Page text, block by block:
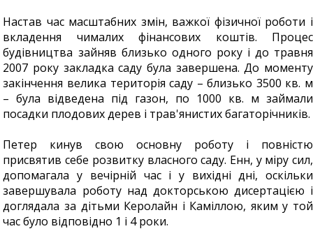
Настав час масштабних змін, важкої фізичної роботи і
вкладення чималих фінансових коштів. Процес
будівництва зайняв близько одного року і до травня
2007 року закладка саду була завершена. До моменту
закінчення велика територія саду – близько 3500 кв. м
– була відведена під газон, по 1000 кв. м займали
посадки плодових дерев і трав'янистих багаторічників.
Петер кинув свою основну роботу і повністю
присвятив себе розвитку власного саду. Енн, у міру сил,
допомагала у вечірній час і у вихідні дні, оскільки
завершувала роботу над докторською дисертацією і
доглядала за дітьми Керолайн і Каміллою, яким у той
час було відповідно 1 і 4 роки.